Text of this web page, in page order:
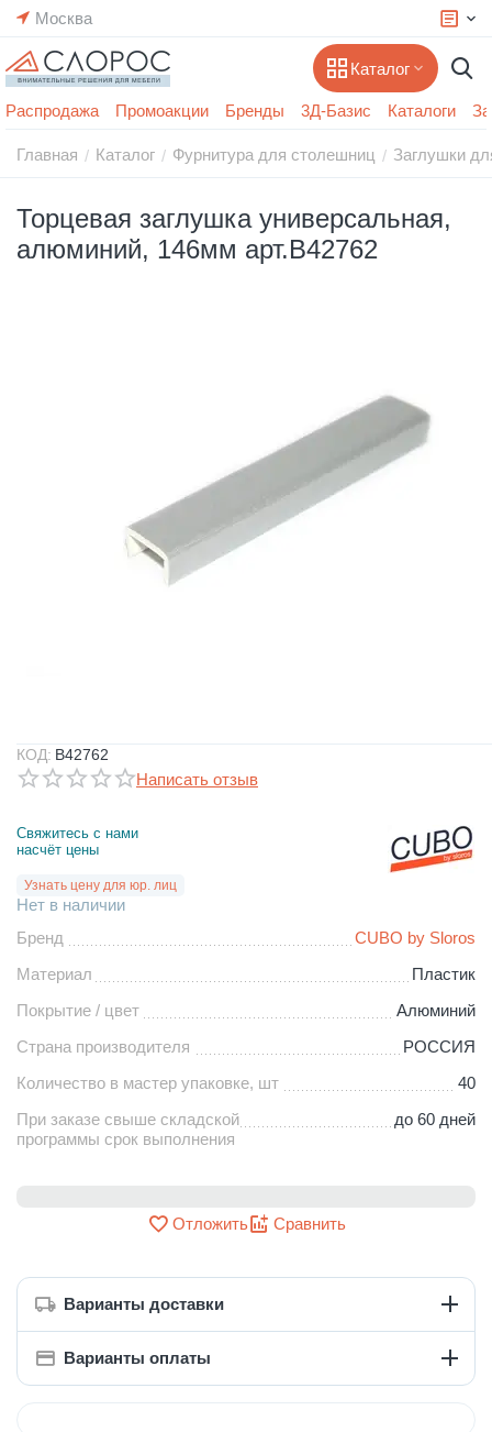
Москва
Каталог
Распродажа Промоакции Бренды 3Д-Базис Каталоги
Главная / Каталог / Фурнитура для столешниц / Заглушки
Торцевая заглушка универсальная,
алюминий, 146мм арт.B42762
КОД: B42762
Написать отзыв
Свяжитесь с нами
насчёт цены
Узнать цену для юр. лиц
Нет в наличии
Бренд
CUBO by Sloros
Материал
Пластик
Покрытие / цвет
Алюминий
Страна производителя
РОССИЯ
Количество в мастер упаковке, шт
40
При заказе свыше складской
программы срок выполнения
до 60 дней
Отложить Сравнить
Варианты доставки
Варианты оплаты